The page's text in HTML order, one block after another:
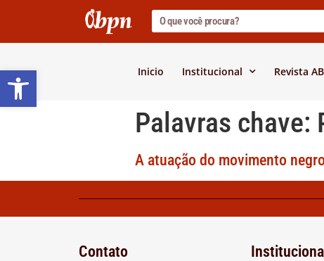
Barra de Ferramentas Aberta
Inicio Institucional Revista
Palavras chave:
A atuação do movimento
Contato Institucional